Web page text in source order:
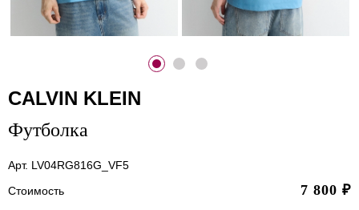
CALVIN KLEIN
Футболка
Арт. LV04RG816G_VF5
Стоимость
7 800 ₽